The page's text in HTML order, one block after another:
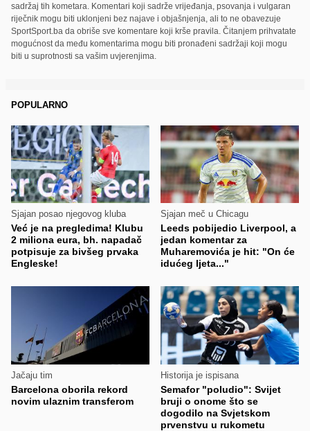
sadržaj tih kometara. Komentari koji sadrže vrijeđanja, psovanja i vulgaran
riječnik mogu biti uklonjeni bez najave i objašnjenja, ali to ne obavezuje
SportSport.ba da obriše sve komentare koji krše pravila. Čitanjem prihvatate
mogućnost da među komentarima mogu biti pronađeni sadržaji koji mogu
biti u suprotnosti sa vašim uvjerenjima.
POPULARNO
Sjajan posao njegovog kluba
Već je na pregledima! Klubu
2 miliona eura, bh. napadač
potpisuje za bivšeg prvaka
Engleske!
Sjajan meč u Chicagu
Leeds pobijedio Liverpool, a
jedan komentar za
Muharemovića je hit: "On će
idućeg ljeta..."
Jačaju tim
Barcelona oborila rekord
novim ulaznim transferom
Historija je ispisana
Semafor "poludio": Svijet
bruji o onome što se
dogodilo na Svjetskom
prvenstvu u rukometu